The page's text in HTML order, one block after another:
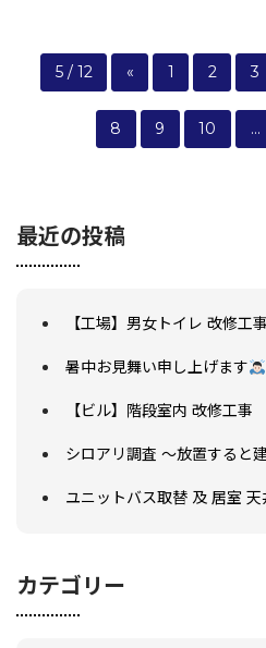
5 / 12 « 1 2 3
8 9 10 ...
最近の投稿
【工場】男女トイレ 改修工事
暑中お見舞い申し上げます
【ビル】階段室内 改修工事
シロアリ調査 ～放置すると
ユニットバス取替 及 居室 天
カテゴリー